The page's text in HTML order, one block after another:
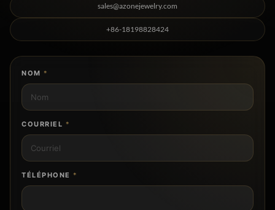
sales@azonejewelry.com
+86-18198828424
NOM *
COURRIEL *
TÉLÉPHONE *